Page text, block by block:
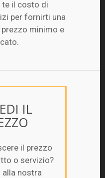
te il costo di
per fornirti una
minimo e
IL
il prezzo
o servizio?
alla nostra